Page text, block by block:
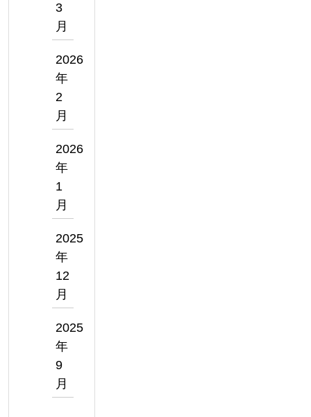
3
月
2026
年
2
月
2026
年
1
月
2025
年
12
月
2025
年
9
月